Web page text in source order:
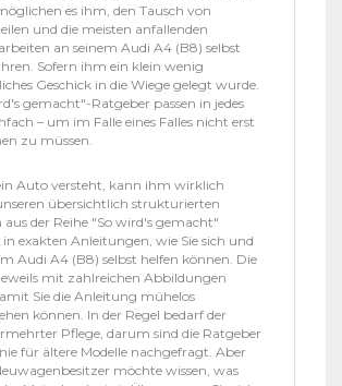
es ihm, den Tausch von
und die meisten anfallenden
an seinem Audi A4 (B8) selbst
Sofern ihm ein klein wenig
Geschick in die Wiege gelegt wurde.
gemacht"-Ratgeber passen in jedes
– um im Falle eines Falles nicht erst
zu müssen.
Auto versteht, kann ihm wirklich
übersichtlich strukturierten
aus der Reihe "So wird's gemacht"
exakten Anleitungen, wie Sie sich und
Audi A4 (B8) selbst helfen können. Die
mit zahlreichen Abbildungen
Sie die Anleitung mühelos
können. In der Regel bedarf der
Pflege, darum sind die Ratgeber
für ältere Modelle nachgefragt. Aber
möchte wissen, was